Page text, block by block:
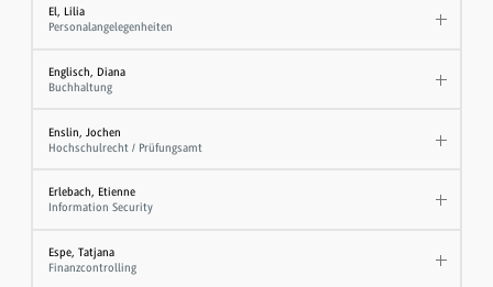
El, Lilia
Personalangelegenheiten
Englisch, Diana
Buchhaltung
Enslin, Jochen
Hochschulrecht / Prüfungsamt
Erlebach, Etienne
Information Security
Espe, Tatjana
Finanzcontrolling